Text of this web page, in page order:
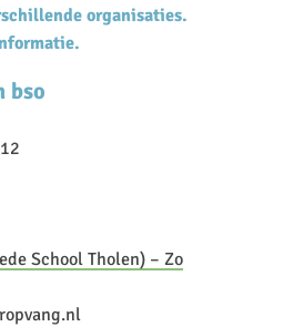
organisaties.
bso
School Tholen) – Zo